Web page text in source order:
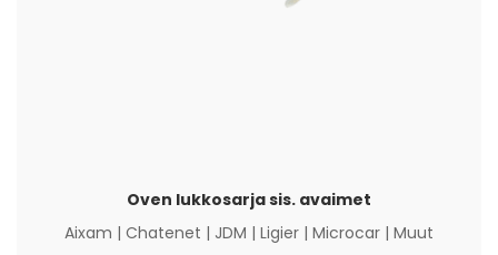
Oven lukkosarja sis. avaimet
Aixam | Chatenet | JDM | Ligier | Microcar | Muut